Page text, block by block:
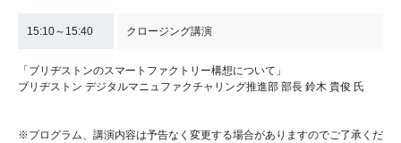
15:10～15:40 クロージング講演
「ブリヂストンのスマートファクトリー構想について」
ブリヂストン デジタルマニュファクチャリング推進部 部長 鈴木 貴俊 氏
※プログラム、講演内容は予告なく変更する場合がありますのでご了承くだ